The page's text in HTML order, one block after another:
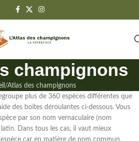
champignons
Atlas des champignons
plus de 360 espèces différentes que
des boites déroulantes ci-dessous. Vous
par son nom vernaculaire (nom
. Dans tous les cas, il vaut mieux
car en matière de nom commun,